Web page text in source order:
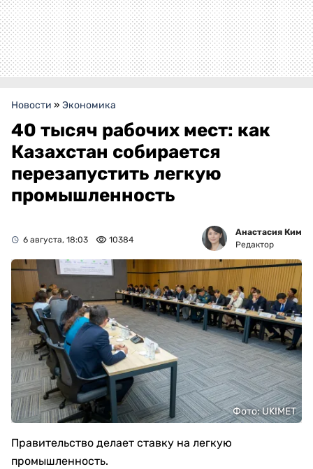
Новости » Экономика
40 тысяч рабочих мест: как
Казахстан собирается
перезапустить легкую
промышленность
6 августа, 18:03 10384
Анастасия Ким
Редактор
Фото: UKIMET
Правительство делает ставку на легкую
промышленность.